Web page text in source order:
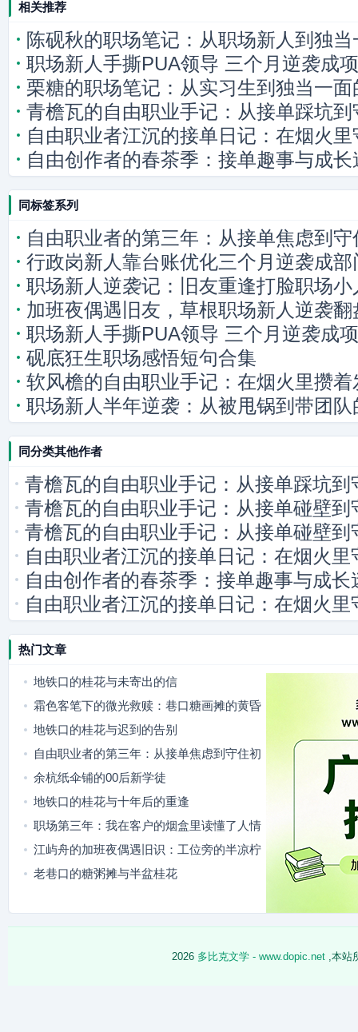
相关推荐
陈砚秋的职场笔记：从职场新人到独
职场新人手撕PUA领导 三个月逆袭成
栗糖的职场笔记：从实习生到独当一面
青檐瓦的自由职业手记：从接单踩坑
自由职业者江沉的接单日记：在烟火
自由创作者的春茶季：接单趣事与成长
同标签系列
自由职业者的第三年：从接单焦虑到守
行政岗新人靠台账优化三个月逆袭成部
职场新人逆袭记：旧友重逢打脸职场小
加班夜偶遇旧友，草根职场新人逆袭翻
职场新人手撕PUA领导 三个月逆袭成
砚底狂生职场感悟短句合集
软风檐的自由职业手记：在烟火里攒
职场新人半年逆袭：从被甩锅到带团
同分类其他作者
青檐瓦的自由职业手记：从接单踩坑
青檐瓦的自由职业手记：从接单碰壁
青檐瓦的自由职业手记：从接单碰壁到
自由职业者江沉的接单日记：在烟火里
自由创作者的春茶季：接单趣事与成长
自由职业者江沉的接单日记：在烟火里
热门文章
地铁口的桂花与未寄出的信
霜色客笔下的微光救赎：巷口糖画摊的黄昏
地铁口的桂花与迟到的告别
自由职业者的第三年：从接单焦虑到守住初
心
余杭纸伞铺的00后新学徒
地铁口的桂花与十年后的重逢
职场第三年：我在客户的烟盒里读懂了人情
江屿舟的加班夜偶遇旧识：工位旁的半凉柠
檬水
老巷口的糖粥摊与半盆桂花
2026 多比克文学 - www.dopic.net ,本站